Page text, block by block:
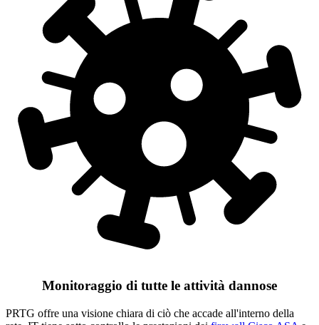
Monitoraggio di tutte le attività dannose
PRTG offre una visione chiara di ciò che accade all'interno della